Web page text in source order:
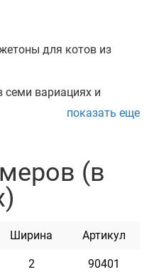
для котов из
вариациях и
процесс шлифовки и
повреждение шерсти
показать еще
(в
Ширина Артикул
2 90401